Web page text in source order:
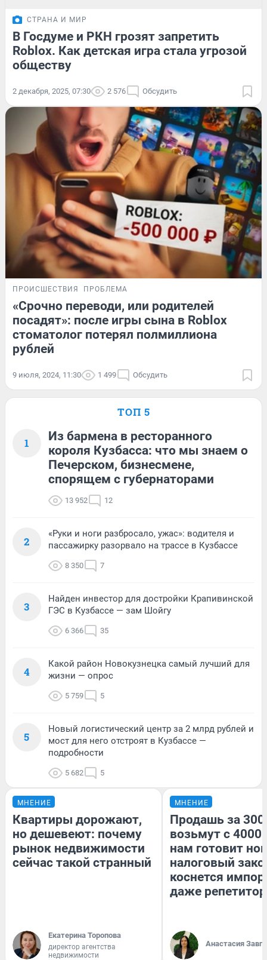
СТРАНА И МИР
В Госдуме и РКН грозят запретить
Roblox. Как детская игра стала угрозой
обществу
2 декабря, 2025, 07:30 2 576 Обсудить
ПРОИСШЕСТВИЯ ПРОБЛЕМА
«Срочно переводи, или родителей
посадят»: после игры сына в Roblox
стоматолог потерял полмиллиона
рублей
9 июля, 2024, 11:30 1 499 Обсудить
ТОП 5
1
Из бармена в ресторанного
короля Кузбасса: что мы знаем о
Печерском, бизнесмене,
спорящем с губернаторами
13 952 12
2
«Руки и ноги разбросало, ужас»: водителя и
пассажирку разорвало на трассе в Кузбассе
8 350 7
3
Найден инвестор для достройки Крапивинской
ГЭС в Кузбассе — зам Шойгу
6 366 35
4
Какой район Новокузнецка самый лучший для
жизни — опрос
5 759 5
5
Новый логистический центр за 2 млрд рублей и
мост для него отстроят в Кузбассе —
подробности
5 682 5
МНЕНИЕ
Квартиры дорожают,
но дешевеют: почему
рынок недвижимости
сейчас такой странный
Екатерина Торопова
директор агентства
недвижимости
МНЕНИЕ
Продашь за
возьмут с
нам готовит
налоговый
коснется
даже
Анастасия